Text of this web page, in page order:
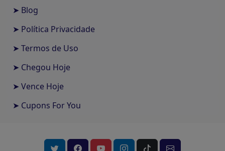
➤ Blog
➤ Política Privacidade
➤ Termos de Uso
➤ Chegou Hoje
➤ Vence Hoje
➤ Cupons For You